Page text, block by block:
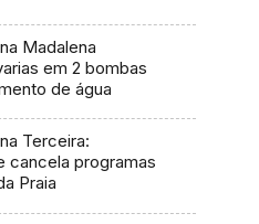
Madalena
em 2 bombas
de água
Terceira:
cancela programas
Praia